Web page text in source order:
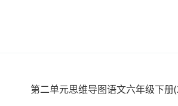
第二单元思维导图语文六年级下册